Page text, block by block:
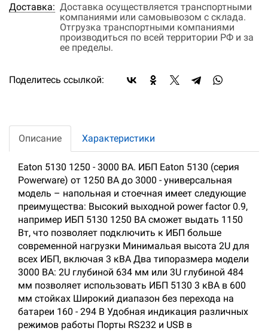
Доставка: Доставка осуществляется транспортными
компаниями или самовывозом с склада.
Отгрузка транспортными компаниями
производиться по всей территории РФ и за
ее пределы.
Поделитесь ссылкой:
Описание Характеристики
Eaton 5130 1250 - 3000 ВА. ИБП Eaton 5130 (серия
Powerware) от 1250 ВА до 3000 - универсальная
модель – напольная и стоечная имеет следующие
преимущества: Высокий выходной power factor 0.9,
например ИБП 5130 1250 ВА сможет выдать 1150
Вт, что позволяет подключить к ИБП больше
современной нагрузки Минимальая высота 2U для
всех ИБП, включая 3 кВА Два типоразмера модели
3000 ВА: 2U глубиной 634 мм или 3U глубиной 484
мм позволяет использовать ИБП 5130 3 кВА в 600
мм стойках Широкий диапазон без перехода на
батареи 160 - 294 В Удобная индикация различных
режимов работы Порты RS232 и USB в